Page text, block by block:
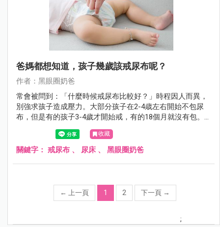
爸媽都想知道，孩子幾歲該戒尿布呢？
作者：黑眼圈奶爸
常會被問到：「什麼時候戒尿布比較好？」時程因人而異，
別強求孩子造成壓力。大部分孩子在2-4歳左右開始不包尿
布，但是有的孩子3-4歲才開始戒，有的18個月就沒有包。
每個孩子都不一樣，等他準備好。
收藏
關鍵字： 戒尿布 、 尿床 、 黑眼圈奶爸
← 上一頁 1 2 下一頁 →
;